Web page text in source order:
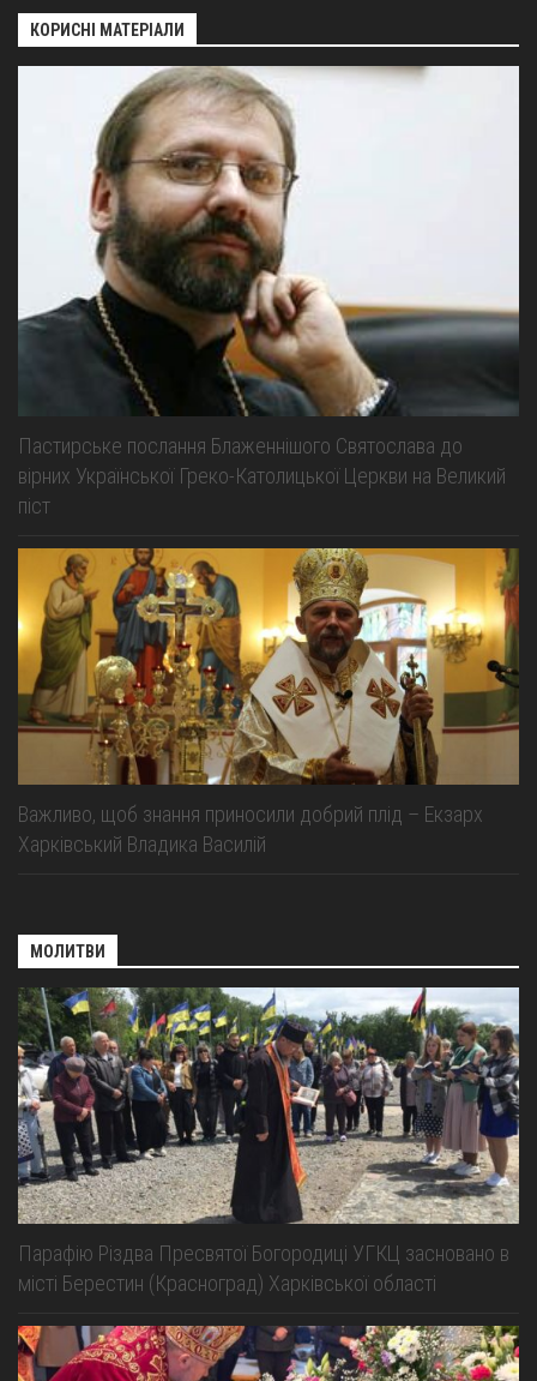
КОРИСНІ МАТЕРІАЛИ
Пастирське послання Блаженнішого Святослава до
вірних Української Греко-Католицької Церкви на Великий
піст
Важливо, щоб знання приносили добрий плід – Екзарх
Харківський Владика Василій
МОЛИТВИ
Парафію Різдва Пресвятої Богородиці УГКЦ засновано в
місті Берестин (Красноград) Харківської області